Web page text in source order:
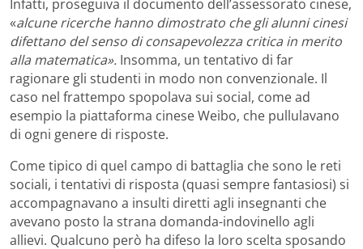
Infatti, proseguiva il documento dell’assessorato cinese,
«alcune ricerche hanno dimostrato che gli alunni cinesi
difettano del senso di consapevolezza critica in merito
alla matematica». Insomma, un tentativo di far
ragionare gli studenti in modo non convenzionale. Il
caso nel frattempo spopolava sui social, come ad
esempio la piattaforma cinese Weibo, che pullulavano
di ogni genere di risposte.
Come tipico di quel campo di battaglia che sono le reti
sociali, i tentativi di risposta (quasi sempre fantasiosi) si
accompagnavano a insulti diretti agli insegnanti che
avevano posto la strana domanda-indovinello agli
allievi. Qualcuno però ha difeso la loro scelta sposando